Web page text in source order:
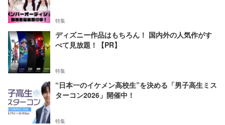
特集
ディズニー作品はもちろん！ 国内外の人気作がす
べて見放題！【PR】
特集
“日本一のイケメン高校生”を決める「男子高生ミス
ターコン2026」開催中！
特集